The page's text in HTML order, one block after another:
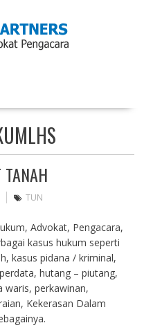
TANAH
TUN
Advokat, Pengacara,
kasus hukum seperti
kasus pidana / kriminal,
hutang – piutang,
waris, perkawinan,
Kekerasan Dalam